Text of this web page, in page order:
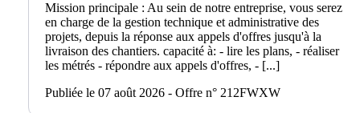
Mission principale : Au sein de notre entreprise, vous serez
en charge de la gestion technique et administrative des
projets, depuis la réponse aux appels d'offres jusqu'à la
livraison des chantiers. capacité à: - lire les plans, - réaliser
les métrés - répondre aux appels d'offres, - [...]
Publiée le 07 août 2026 - Offre n° 212FWXW